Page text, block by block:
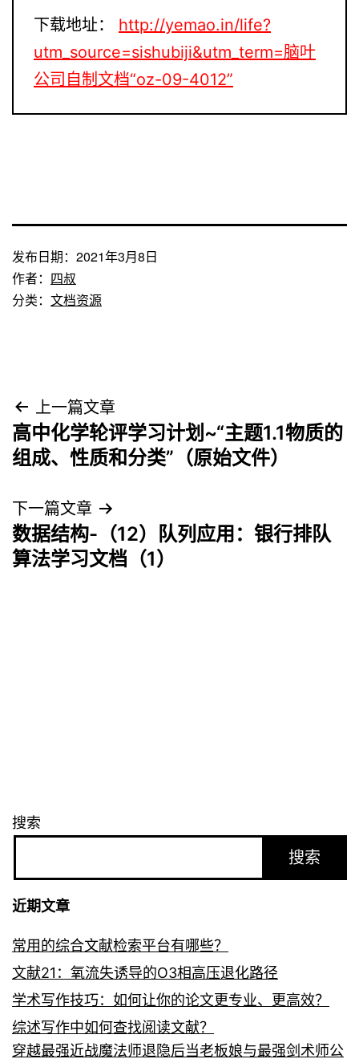
下载地址：
http://yemao.in/life?
utm_source=sishubiji&utm_term=脑叶
公司自制文档“oz-09-4012”
发布日期： 2021年3月8日
作者： 四叔
分类： 文档资源
文
章
航
上一篇文章
高中化学轮评学习计划~“主题1.1物质的
组成、性质和分类”（原始文件）
下一篇文章
数据结构-（12）队列应用：银行排队
算法学习文档（1）
搜索
搜索
近期文章
常用的综合文献检索平台有哪些？
文献21：氧流失诱导的O3相高压退化路径
学术写作技巧：如何让你的论文更专业、更高效？
综述写作中如何查找阅读文献？
穿越最强近战魔法师退隐后当老板娘与最强剑术师公